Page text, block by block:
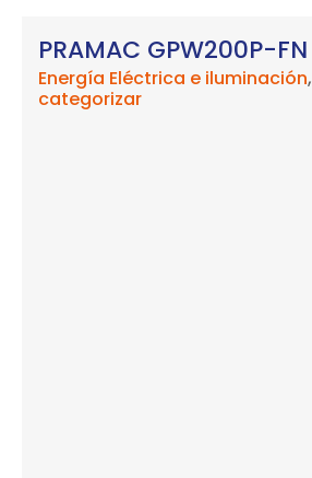
PRAMAC GPW200P-FN
Energía Eléctrica e iluminación,
categorizar